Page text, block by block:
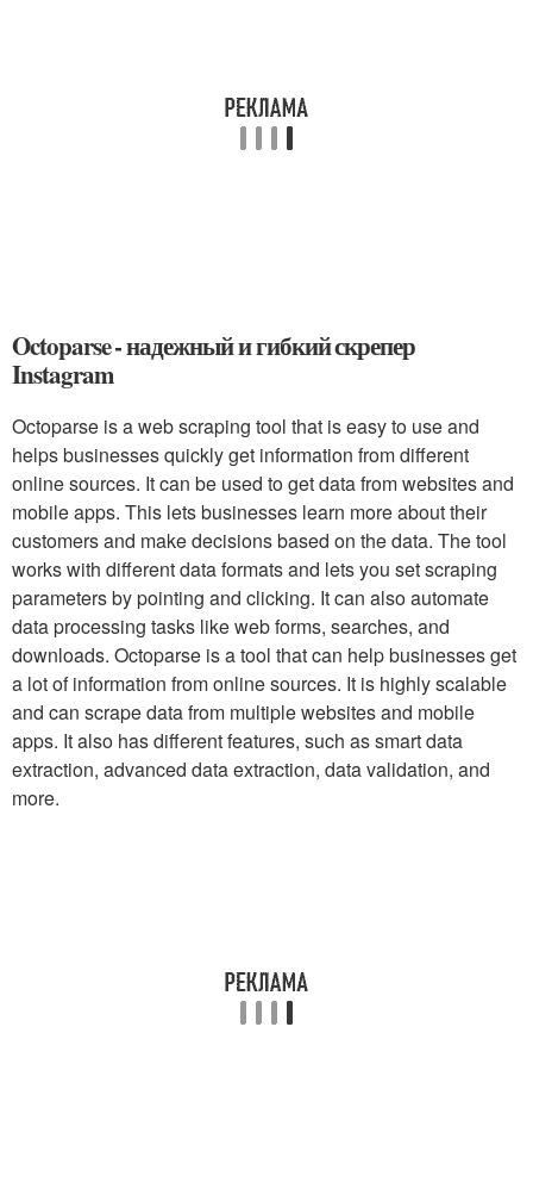
Octoparse - надежный и гибкий скрепер
Instagram
Octoparse is a web scraping tool that is easy to use and
helps businesses quickly get information from different
online sources. It can be used to get data from websites and
mobile apps. This lets businesses learn more about their
customers and make decisions based on the data. The tool
works with different data formats and lets you set scraping
parameters by pointing and clicking. It can also automate
data processing tasks like web forms, searches, and
downloads. Octoparse is a tool that can help businesses get
a lot of information from online sources. It is highly scalable
and can scrape data from multiple websites and mobile
apps. It also has different features, such as smart data
extraction, advanced data extraction, data validation, and
more.